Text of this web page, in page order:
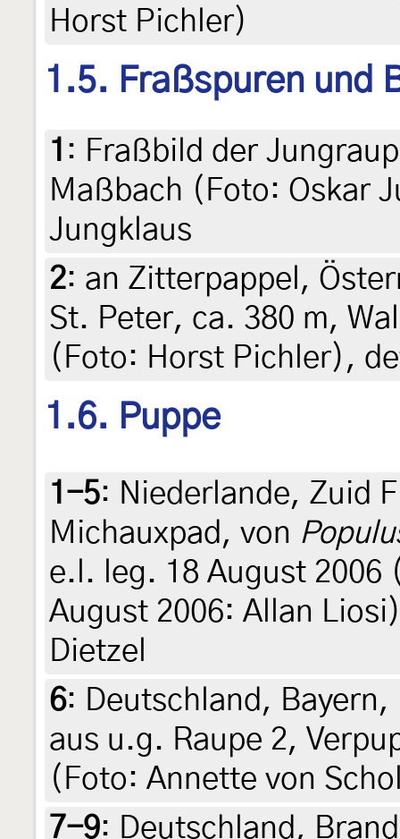
Horst Pichler)
1.5. Fraßspuren und
1 : Fraßbild der
Maßbach (Foto: Oskar
Jungklaus
2: an Zitterpappel,
St. Peter, ca. 380 m,
(Foto: Horst Pichler),
1.6. Puppe
1-5: Niederlande, Zuid
Michauxpad, von
e.l. leg. 18 August 2006
August 2006: Allan
Dietzel
6: Deutschland,
aus u.g. Raupe 2,
(Foto: Annette von
7-9: Deutschland,